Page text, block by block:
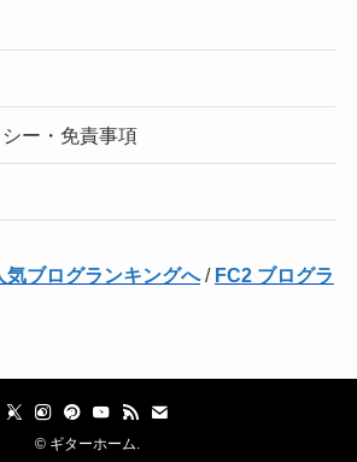
ー・免責事項
気ブログランキングへ/ FC2 ブログラ
©ギターホーム.